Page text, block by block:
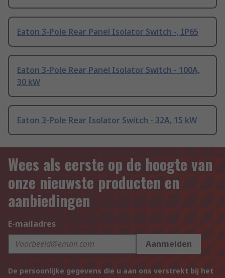
Eaton 3-Pole Rear Panel Isolator Switch -, IP65
Eaton 3-Pole Rear Panel Isolator Switch - 100A,
30 kW
Eaton 3-Pole Rear Isolator Switch - 32A, 15 kW
Wees als eerste op de hoogte van
onze nieuwste producten en
aanbiedingen
E-mailadres
Aanmelden
De persoonlijke gegevens die u aan ons verstrekt bij het